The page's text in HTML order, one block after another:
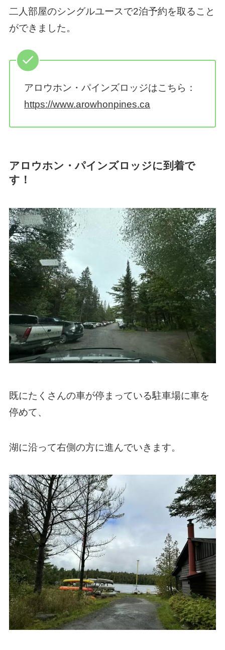
二人部屋のシングルユースで2泊予約を取ること
ができました。
アロウホン・パインズロッジはこちら：
https://www.arowhonpines.ca
アロウホン・パインズロッジに到着で
す！
既にたくさんの車が停まっている駐車場に車を
停めて、
湖に沿って右側の方に進んでいきます。